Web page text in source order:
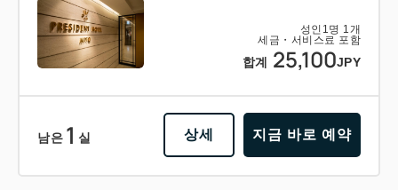
성인 1 명 1 개
세금・서비스료 포함
합계 25,100JPY
남은 1 실 상세 지금 바로 예약